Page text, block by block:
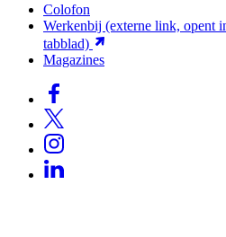
Colofon
Werkenbij (externe link, opent
tabblad)
Magazines